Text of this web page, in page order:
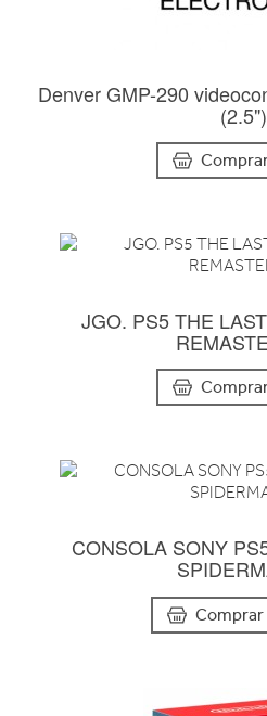
Denver GMP-290
(2.5")
JGO. PS5 THE
CONSOLA SONY
Comprar